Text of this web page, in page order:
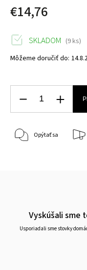
€14,76
SKLADOM (9 ks)
Môžeme doručiť do:
Opýtať sa
Vyskúšali sme
Usporiadali sme stovky